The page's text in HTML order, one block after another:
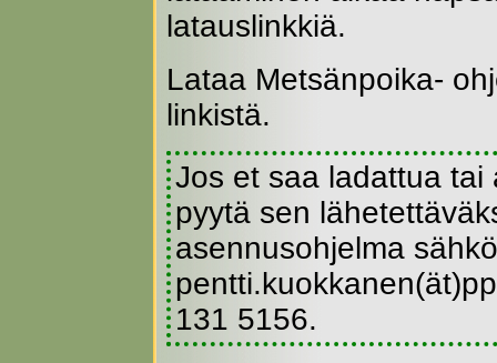
latauslinkkiä.
Lataa Metsänpoika-
linkistä.
Jos et saa ladattua tai
pyytä sen
asennusohjelma
131 5156.